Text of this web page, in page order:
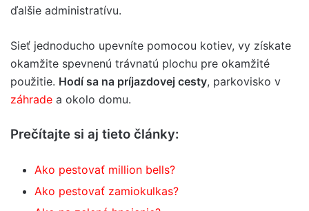
ďalšie administratívu.
Sieť jednoducho upevníte pomocou kotiev, vy získate
okamžite spevnenú trávnatú plochu pre okamžité
použitie. Hodí sa na príjazdovej cesty, parkovisko v
záhrade a okolo domu.
Prečítajte si aj tieto články:
Ako pestovať million bells?
Ako pestovať zamiokulkas?